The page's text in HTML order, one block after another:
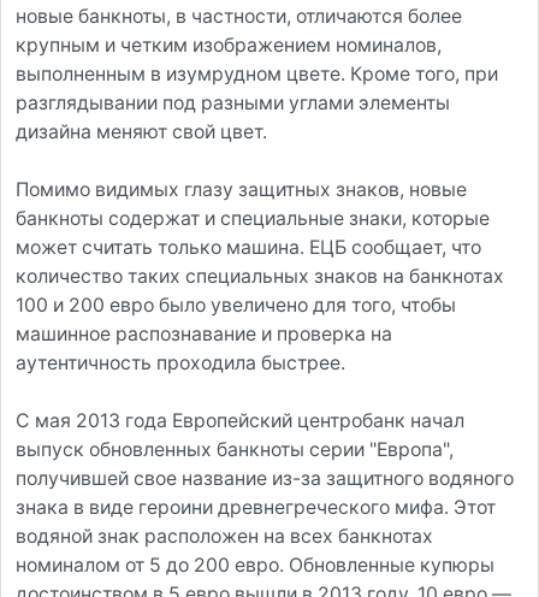
новые банкноты, в частности, отличаются более
крупным и четким изображением номиналов,
выполненным в изумрудном цвете. Кроме того, при
разглядывании под разными углами элементы
дизайна меняют свой цвет.
Помимо видимых глазу защитных знаков, новые
банкноты содержат и специальные знаки, которые
может считать только машина. ЕЦБ сообщает, что
количество таких специальных знаков на банкнотах
100 и 200 евро было увеличено для того, чтобы
машинное распознавание и проверка на
аутентичность проходила быстрее.
С мая 2013 года Европейский центробанк начал
выпуск обновленных банкноты серии "Европа",
получившей свое название из-за защитного водяного
знака в виде героини древнегреческого мифа. Этот
водяной знак расположен на всех банкнотах
номиналом от 5 до 200 евро. Обновленные купюры